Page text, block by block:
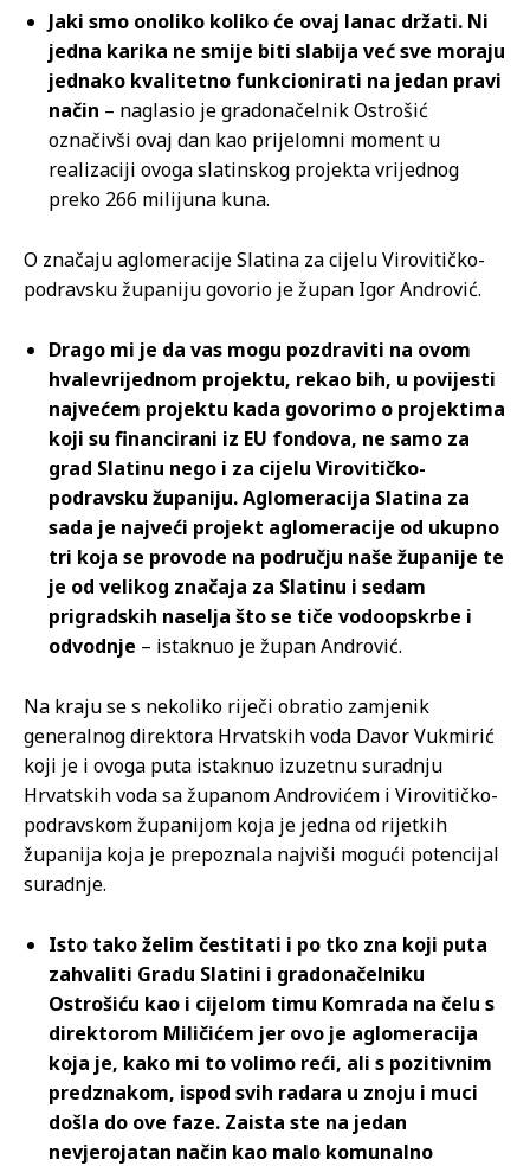
Jaki smo onoliko koliko će ovaj lanac držati. Ni
jedna karika ne smije biti slabija već sve moraju
jednako kvalitetno funkcionirati na jedan pravi
način – naglasio je gradonačelnik Ostrošić
označivši ovaj dan kao prijelomni moment u
realizaciji ovoga slatinskog projekta vrijednog
preko 266 milijuna kuna.
O značaju aglomeracije Slatina za cijelu Virovitičko-
podravsku županiju govorio je župan Igor Andrović.
Drago mi je da vas mogu pozdraviti na ovom
hvalevrijednom projektu, rekao bih, u povijesti
najvećem projektu kada govorimo o projektima
koji su financirani iz EU fondova, ne samo za
grad Slatinu nego i za cijelu Virovitičko-
podravsku županiju. Aglomeracija Slatina za
sada je najveći projekt aglomeracije od ukupno
tri koja se provode na području naše županije te
je od velikog značaja za Slatinu i sedam
prigradskih naselja što se tiče vodoopskrbe i
odvodnje – istaknuo je župan Andrović.
Na kraju se s nekoliko riječi obratio zamjenik
generalnog direktora Hrvatskih voda Davor Vukmirić
koji je i ovoga puta istaknuo izuzetnu suradnju
Hrvatskih voda sa županom Androvićem i Virovitičko-
podravskom županijom koja je jedna od rijetkih
županija koja je prepoznala najviši mogući potencijal
suradnje.
Isto tako želim čestitati i po tko zna koji puta
zahvaliti Gradu Slatini i gradonačelniku
Ostrošiću kao i cijelom timu Komrada na čelu s
direktorom Miličićem jer ovo je aglomeracija
koja je, kako mi to volimo reći, ali s pozitivnim
predznakom, ispod svih radara u znoju i muci
došla do ove faze. Zaista ste na jedan
nevjerojatan način kao malo komunalno